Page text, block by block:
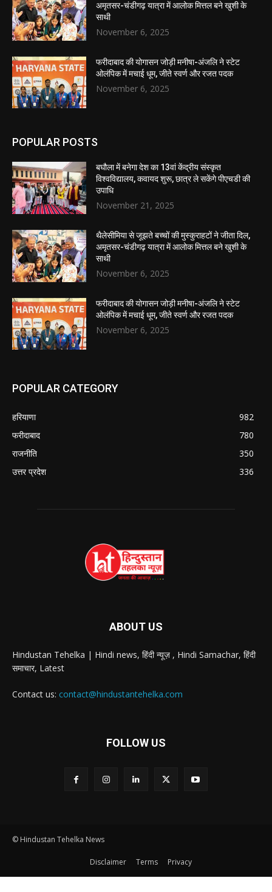
अमृतसर-चंडीगढ़ यात्रा में आलोक मित्तल बने खुशी के
साथी
November 6, 2025
फरीदाबाद की योगासन जोड़ी मनीषा-अंजलि ने स्टेट
ओलंपिक में मचाई धूम, जीते स्वर्ण और रजत पदक
November 6, 2025
POPULAR POSTS
बघौला में बनेगा देश का 13वां केंद्रीय संस्कृत
विश्वविद्यालय, कवायद शुरू, छात्र ले सकेंगे पीएचडी की
उपाधि
November 21, 2025
थैलेसीमिया से जूझते बच्चों की मुस्कुराहटों ने जीता दिल,
अमृतसर-चंडीगढ़ यात्रा में आलोक मित्तल बने खुशी के
साथी
November 6, 2025
फरीदाबाद की योगासन जोड़ी मनीषा-अंजलि ने स्टेट
ओलंपिक में मचाई धूम, जीते स्वर्ण और रजत पदक
November 6, 2025
POPULAR CATEGORY
हरियाणा
982
फरीदाबाद
780
राजनीति
350
उत्तर प्रदेश
336
ABOUT US
Hindustan Tehelka | Hindi news, हिंदी न्यूज़ , Hindi Samachar, हिंदी
समाचार, Latest
Contact us: contact@hindustantehelka.com
FOLLOW US
© Hindustan Tehelka News
Disclaimer Terms Privacy